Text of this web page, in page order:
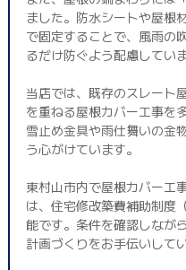
ました。防水シートや屋根
で固定することで、風雨の
るだけ防ぐよう配慮していま
当店では、既存のスレート
を重ねる屋根カバー工事を
雪止め金具や雨仕舞いの金
う心がけています。
東村山市内で屋根カバー工
は、住宅修改築費補助制度
能です。条件を確認しなが
計画づくりをお手伝いして